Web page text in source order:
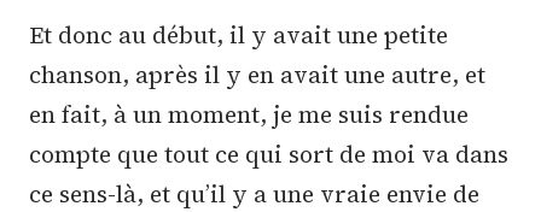
Et donc au début, il y avait une petite
chanson, après il y en avait une autre, et
en fait, à un moment, je me suis rendue
compte que tout ce qui sort de moi va dans
ce sens-là, et qu’il y a une vraie envie de